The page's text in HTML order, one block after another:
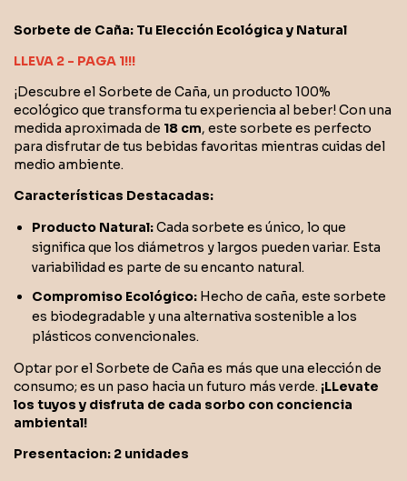
Sorbete de Caña: Tu Elección Ecológica y Natural
LLEVA 2 - PAGA 1!!!
¡Descubre el Sorbete de Caña, un producto 100%
ecológico que transforma tu experiencia al beber! Con una
medida aproximada de 18 cm, este sorbete es perfecto
para disfrutar de tus bebidas favoritas mientras cuidas del
medio ambiente.
Características Destacadas:
Producto Natural:Cada sorbete es único, lo que
significa que los diámetros y largos pueden variar. Esta
variabilidad es parte de su encanto natural.
Compromiso Ecológico: Hecho de caña, este sorbete
es biodegradable y una alternativa sostenible a los
plásticos convencionales.
Optar por el Sorbete de Caña es más que una elección de
consumo; es un paso hacia un futuro más verde. ¡LLevate
los tuyos y disfruta de cada sorbo con conciencia
ambiental!
Presentacion: 2 unidades